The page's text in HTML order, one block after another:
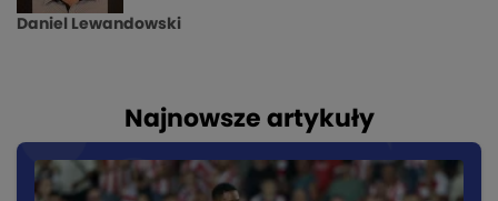
Daniel Lewandowski
Najnowsze artykuły